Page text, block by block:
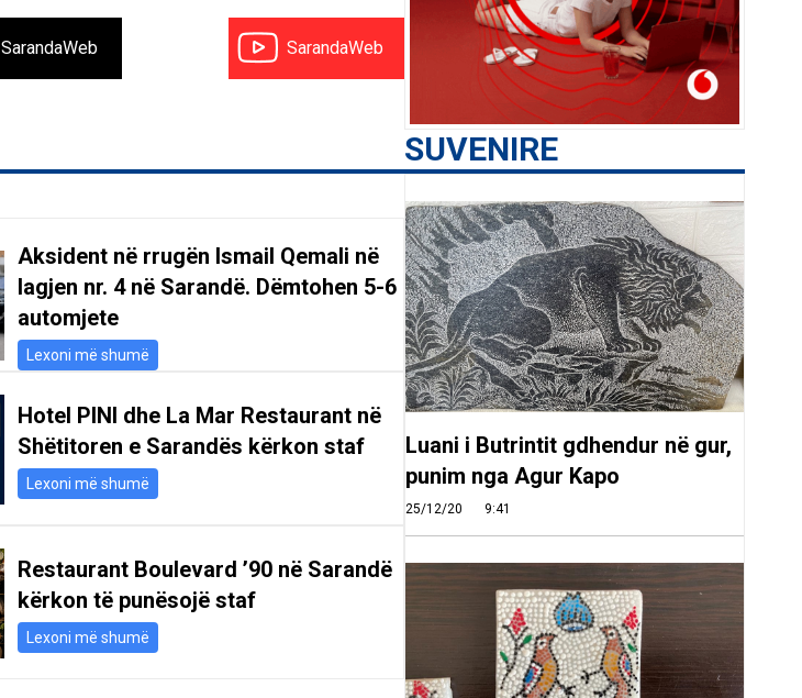
SarandaWeb SarandaWeb
Aksident në rrugën Ismail Qemali në
lagjen nr. 4 në Sarandë. Dëmtohen 5-6
automjete
Lexoni më shumë
Hotel PINI dhe La Mar Restaurant në
Shëtitoren e Sarandës kërkon staf
Lexoni më shumë
Restaurant Boulevard ’90 në Sarandë
kërkon të punësojë staf
Lexoni më shumë
SUVENIRE
Luani i Butrintit gdhendur në gur,
punim nga Agur Kapo
25/12/20 9:41